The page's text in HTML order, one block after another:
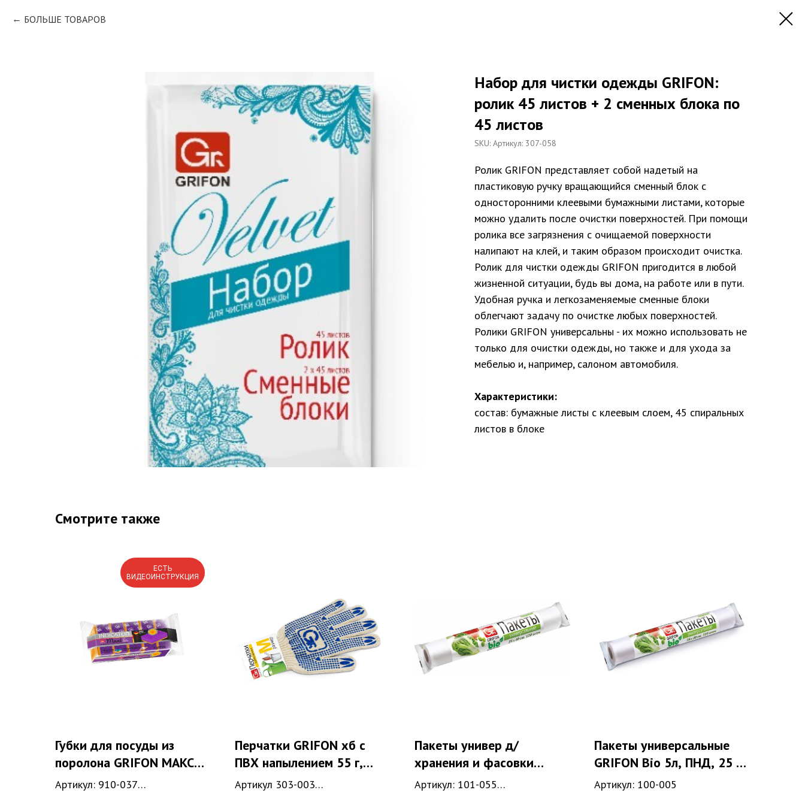
БОЛЬШЕ ТОВАРОВ
Набор для чистки одежды GRIFON:
ролик 45 листов + 2 сменных блока по
45 листов
SKU: Артикул: 307-058
Ролик GRIFON представляет собой надетый на
пластиковую ручку вращающийся сменный блок с
односторонними клеевыми бумажными листами, которые
можно удалить после очистки поверхностей. При помощи
ролика все загрязнения с очищаемой поверхности
налипают на клей, и таким образом происходит очистка.
Ролик для чистки одежды GRIFON пригодится в любой
жизненной ситуации, будь вы дома, на работе или в пути.
Удобная ручка и легкозаменяемые сменные блоки
облегчают задачу по очистке любых поверхностей.
Ролики GRIFON универсальны - их можно использовать не
только для очистки одежды, но также и для ухода за
мебелью и, например, салоном автомобиля.
Характеристики:
состав: бумажные листы с клеевым слоем, 45 спиральных
листов в блоке
Смотрите также
ЕСТЬ
ВИДЕОИНСТРУКЦИЯ
Губки для посуды из
поролона GRIFON МАКСИ
с индикатором, 5 шт. в
Артикул: 910-037
Перчатки GRIFON хб с
ПВХ напылением 55 г,
белые, размер М
Артикул 303-003
Пакеты универ д/
хранения и фасовки
Grifon 1л (17*28см,
Артикул: 101-055
Пакеты универсальные
GRIFON Bio 5л, ПНД, 25 х
40см, 8мкм, 120 штук в
Артикул: 100-005